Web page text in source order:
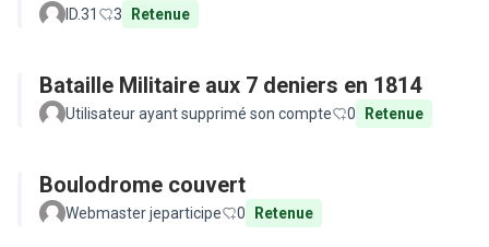
ID.31 3 Retenue
Bataille Militaire aux 7 deniers en 1814
Utilisateur ayant supprimé son compte 0 Retenue
Boulodrome couvert
Webmaster jeparticipe 0 Retenue